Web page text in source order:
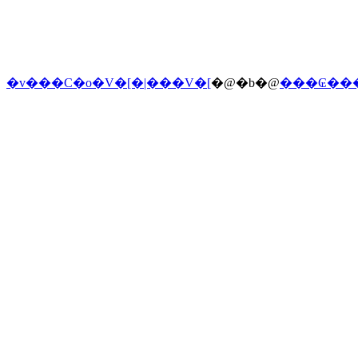
�v���C�o�V�[�|���V�[�@�b�@